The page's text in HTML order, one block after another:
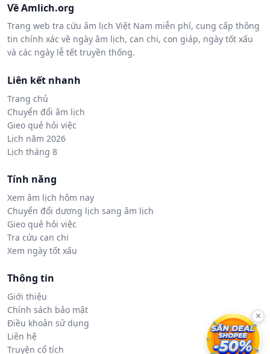
Về Amlich.org
Trang web tra cứu âm lịch Việt Nam miễn phí, cung cấp thông
tin chính xác về ngày âm lịch, can chi, con giáp, ngày tốt xấu
và các ngày lễ tết truyền thống.
Liên kết nhanh
Trang chủ
Chuyển đổi âm lịch
Gieo quẻ hỏi việc
Lịch năm 2026
Lịch tháng 8
Tính năng
Xem âm lịch hôm nay
Chuyển đổi dương lịch sang âm lịch
Gieo quẻ hỏi việc
Tra cứu can chi
Xem ngày tốt xấu
Thông tin
Giới thiệu
Chính sách bảo mật
Điều khoản sử dụng
Liên hệ
Truyện cổ tích
×